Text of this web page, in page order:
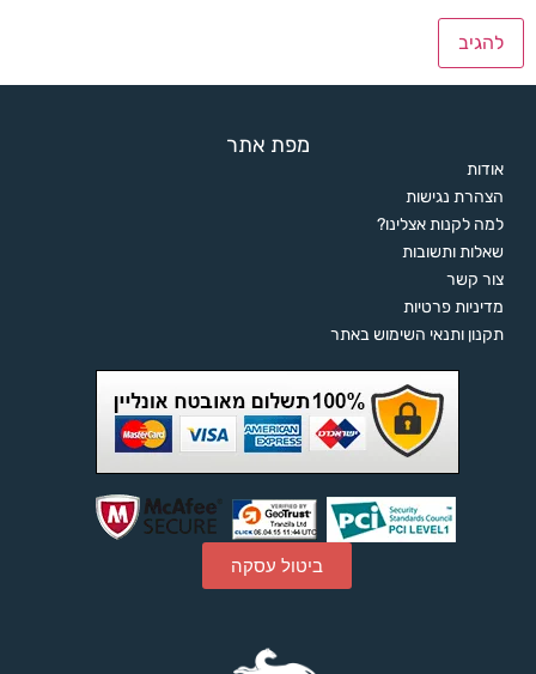
מפת אתר
אודות
הצהרת נגישות
למה לקנות אצלינו?
שאלות ותשובות
צור קשר
מדיניות פרטיות
תקנון ותנאי השימוש באתר
ביטול עסקה